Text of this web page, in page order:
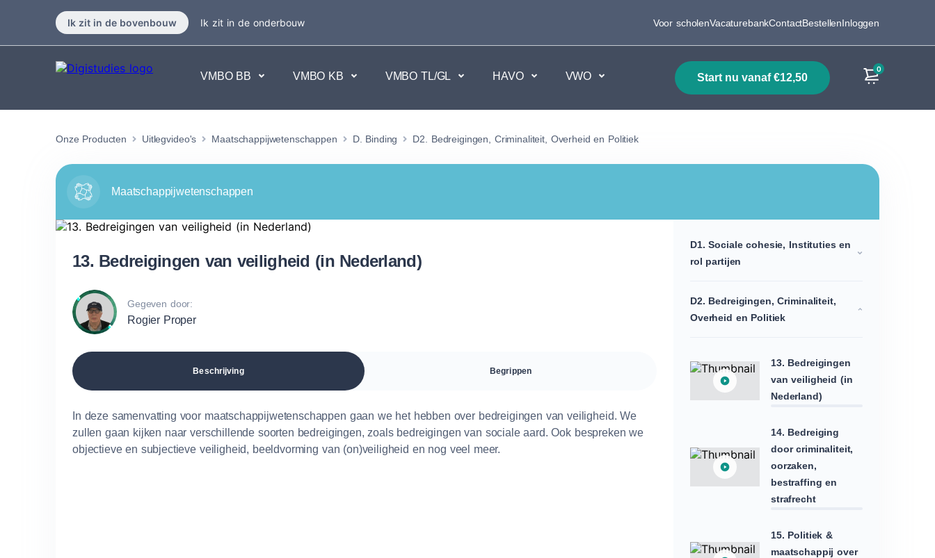
Ik zit in de bovenbouw Ik zit in de onderbouw Voor scholenVacaturebankContactBestellenInloggen
VMBO BB VMBO KB VMBO TL/GL HAVO VWO start nu vanaf €12,50
0
Exacte vakken
Geen vakken.
Taalvakken
Geen vakken.
Maatschappijvakken
Geen vakken.
Onze Producten Uitlegvideo's Maatschappijwetenschappen D. Binding D2. Bedreigingen, Criminaliteit, Overheid en Politiek
Maatschappijwetenschappen
13. Bedreigingen van veiligheid (in Nederland)
Gegeven door:
Rogier Proper
Beschrijving Begrippen
In deze samenvatting voor maatschappijwetenschappen gaan we het hebben over bedreigingen van veiligheid. We
zullen gaan kijken naar verschillende soorten bedreigingen, zoals bedreigingen van sociale aard. Ook bespreken we
objectieve en subjectieve veiligheid, beeldvorming van (on)veiligheid en nog veel meer.
D1. Sociale cohesie, Instituties en
rol partijen
D2. Bedreigingen, Criminaliteit,
Overheid en Politiek
13. Bedreigingen
van veiligheid (in
Nederland)
14. Bedreiging
door criminaliteit,
oorzaken,
bestraffing en
strafrecht
15. Politiek &
maatschappij over